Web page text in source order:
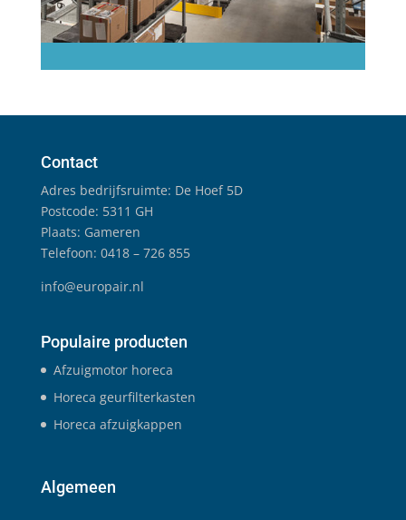
Contact
Adres bedrijfsruimte: De Hoef 5D
Postcode: 5311 GH
Plaats: Gameren
Telefoon: 0418 – 726 855
info@europair.nl
Populaire producten
Afzuigmotor horeca
Horeca geurfilterkasten
Horeca afzuigkappen
Algemeen